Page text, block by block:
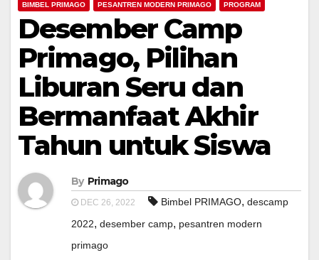
BIMBEL PRIMAGO PESANTREN MODERN PRIMAGO PROGRAM
Desember Camp
Primago, Pilihan
Liburan Seru dan
Bermanfaat Akhir
Tahun untuk Siswa
By Primago
DEC 26, 2022 Bimbel PRIMAGO, descamp
2022, desember camp, pesantren modern
primago